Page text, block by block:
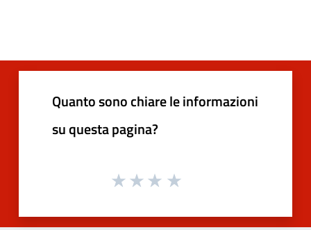
Quanto sono chiare le informazioni
su questa pagina?